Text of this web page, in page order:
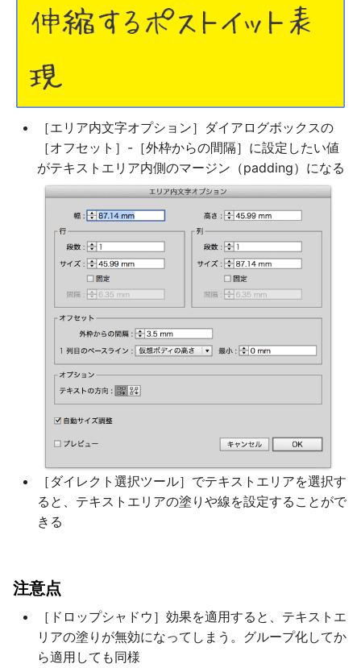
［エリア内文字オプション］ダイアログボックスの
［オフセット］-［外枠からの間隔］に設定したい値
がテキストエリア内側のマージン（padding）になる
［ダイレクト選択ツール］でテキストエリアを選択す
ると、テキストエリアの塗りや線を設定することがで
きる
注意点
［ドロップシャドウ］効果を適用すると、テキストエ
リアの塗りが無効になってしまう。グループ化してか
ら適用しても同様